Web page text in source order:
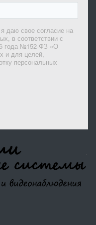
даю свое согласие на
в соответствии с
года №152-ФЗ «О
и для целей,
персональных